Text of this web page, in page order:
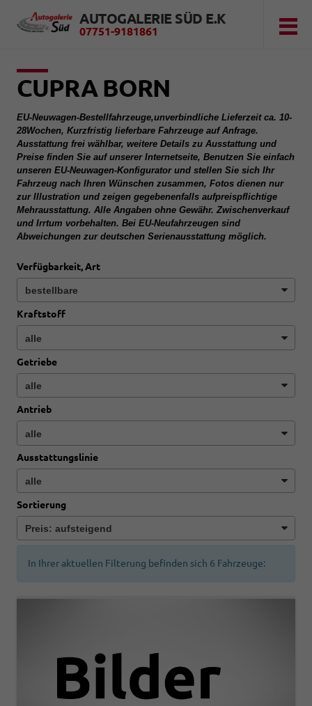
AUTOGALERIE SÜD E.K
07751-9181861
CUPRA BORN
EU-Neuwagen-Bestellfahrzeuge,unverbindliche Lieferzeit ca. 10-
28Wochen, Kurzfristig lieferbare Fahrzeuge auf Anfrage.
Ausstattung frei wählbar, weitere Details zu Ausstattung und
Preise finden Sie auf unserer Internetseite, Benutzen Sie einfach
unseren EU-Neuwagen-Konfigurator und stellen Sie sich Ihr
Fahrzeug nach Ihren Wünschen zusammen, Fotos dienen nur
zur Illustration und zeigen gegebenenfalls aufpreispflichtige
Mehrausstattung. Alle Angaben ohne Gewähr. Zwischenverkauf
und Irrtum vorbehalten. Bei EU-Neufahrzeugen sind
Abweichungen zur deutschen Serienausstattung möglich.
Verfügbarkeit, Art
Kraftstoff
Getriebe
Antrieb
Ausstattungslinie
Sortierung
In Ihrer aktuellen Filterung befinden sich 6 Fahrzeuge: